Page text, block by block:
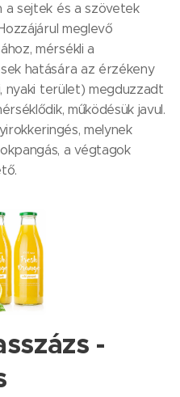
a sejtek és a szövetek
meglevő
mérsékli a
hatására az érzékeny
nyaki terület) megduzzadt
működésük javul.
melynek
a végtagok
-